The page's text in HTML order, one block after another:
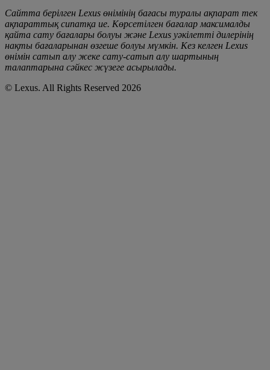
Сайтта берілген Lexus өнімінің бағасы туралы ақпарат тек
ақпараттық сипатқа ие. Көрсетілген бағалар максималды
қайта сату бағалары болуы және Lexus уәкілетті дилерінің
нақты бағаларынан өзгеше болуы мүмкін. Кез келген Lexus
өнімін сатып алу жеке сату-сатып алу шартының
талаптарына сәйкес жүзеге асырылады.
© Lexus. All Rights Reserved 2026